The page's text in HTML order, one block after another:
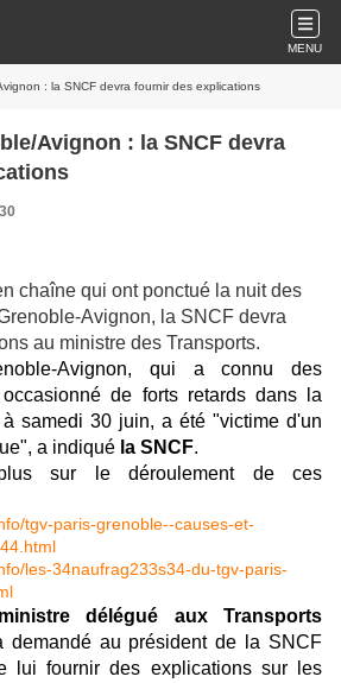
MENU
: la SNCF devra fournir des explications
Avignon : la SNCF devra
chaîne qui ont ponctué la nuit des
Avignon, la SNCF devra
au ministre des Transports.
Avignon, qui a connu des
de forts retards dans la
samedi 30 juin, a été "victime d'un
a indiqué la SNCF.
sur le déroulement de ces
tgv-paris-grenoble--causes-et-
les-34naufrag233s34-du-tgv-paris-
délégué aux Transports
au président de la SNCF
lui fournir des explications sur les